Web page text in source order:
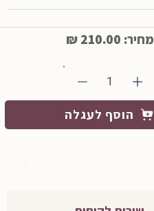
מחיר: 210.00 ₪
1
הוסף לעגלה